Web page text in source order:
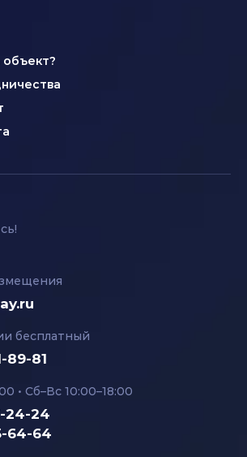
объект?
бесплатный
89-81
• Сб–Вс 10:00–18:00
24-24
64-64